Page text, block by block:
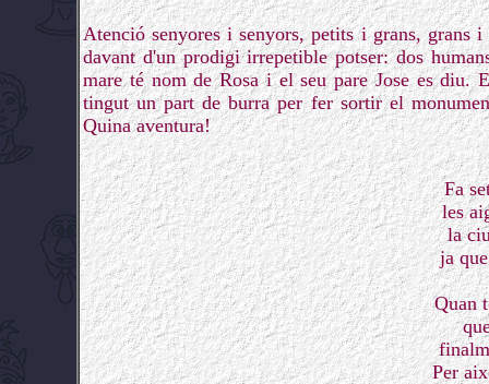
Atenció senyores i senyors, petits i grans, grans
davant d'un prodigi irrepetible potser: dos
mare té nom de Rosa i el seu pare Jose es diu.
tingut un part de burra per fer sortir el
Quina aventura!
Fa
les
la
ja
Quan
Per